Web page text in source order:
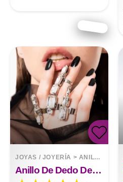
JOYAS / JOYERÍA > ANILLOS
Anillo De Dedo De 3 Piezas Con Diamantes De Imitación Irregulares Negros Con Diamantes Blancos